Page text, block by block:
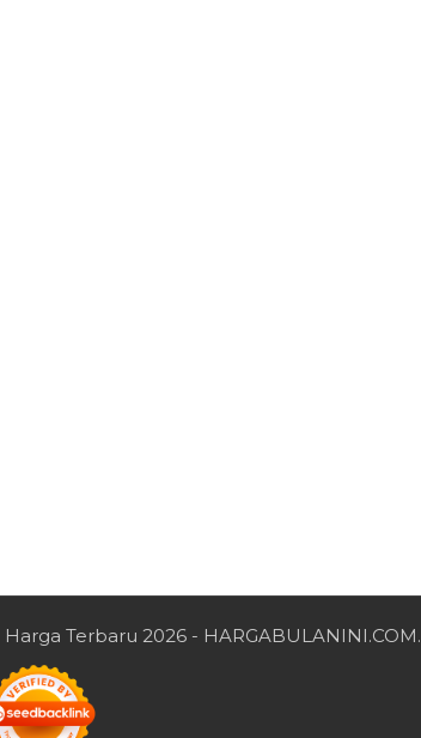
Harga Terbaru 2026 - HARGABULANINI.COM.